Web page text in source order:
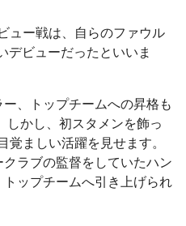
ュー戦は、自らのファウル
デビューだったといいま
、トップチームへの昇格も
しかし、初スタメンを飾っ
覚ましい活躍を見せます。
ラブの監督をしていたハン
ップチームへ引き上げられ